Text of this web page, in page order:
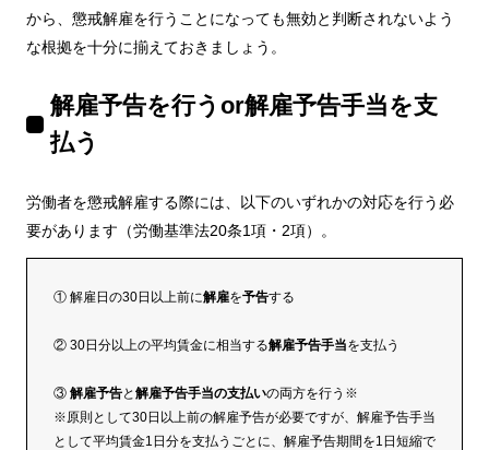
から、懲戒解雇を行うことになっても無効と判断されないよう
な根拠を十分に揃えておきましょう。
解雇予告を行うor解雇予告手当を支
払う
労働者を懲戒解雇する際には、以下のいずれかの対応を行う必
要があります（労働基準法20条1項・2項）。
① 解雇日の30日以上前に解雇を予告する
② 30日分以上の平均賃金に相当する解雇予告手当を支払う
③ 解雇予告と解雇予告手当の支払いの両方を行う※
※原則として30日以上前の解雇予告が必要ですが、解雇予告手当
として平均賃金1日分を支払うごとに、解雇予告期間を1日短縮で